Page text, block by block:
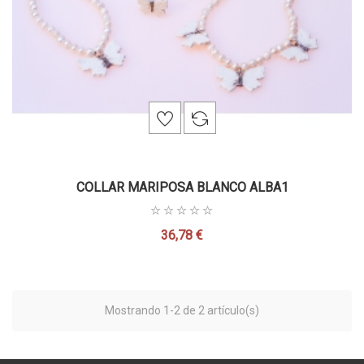
COLLAR MARIPOSA BLANCO ALBA1
Precio
36,78 €
Mostrando 1-2 de 2 artículo(s)